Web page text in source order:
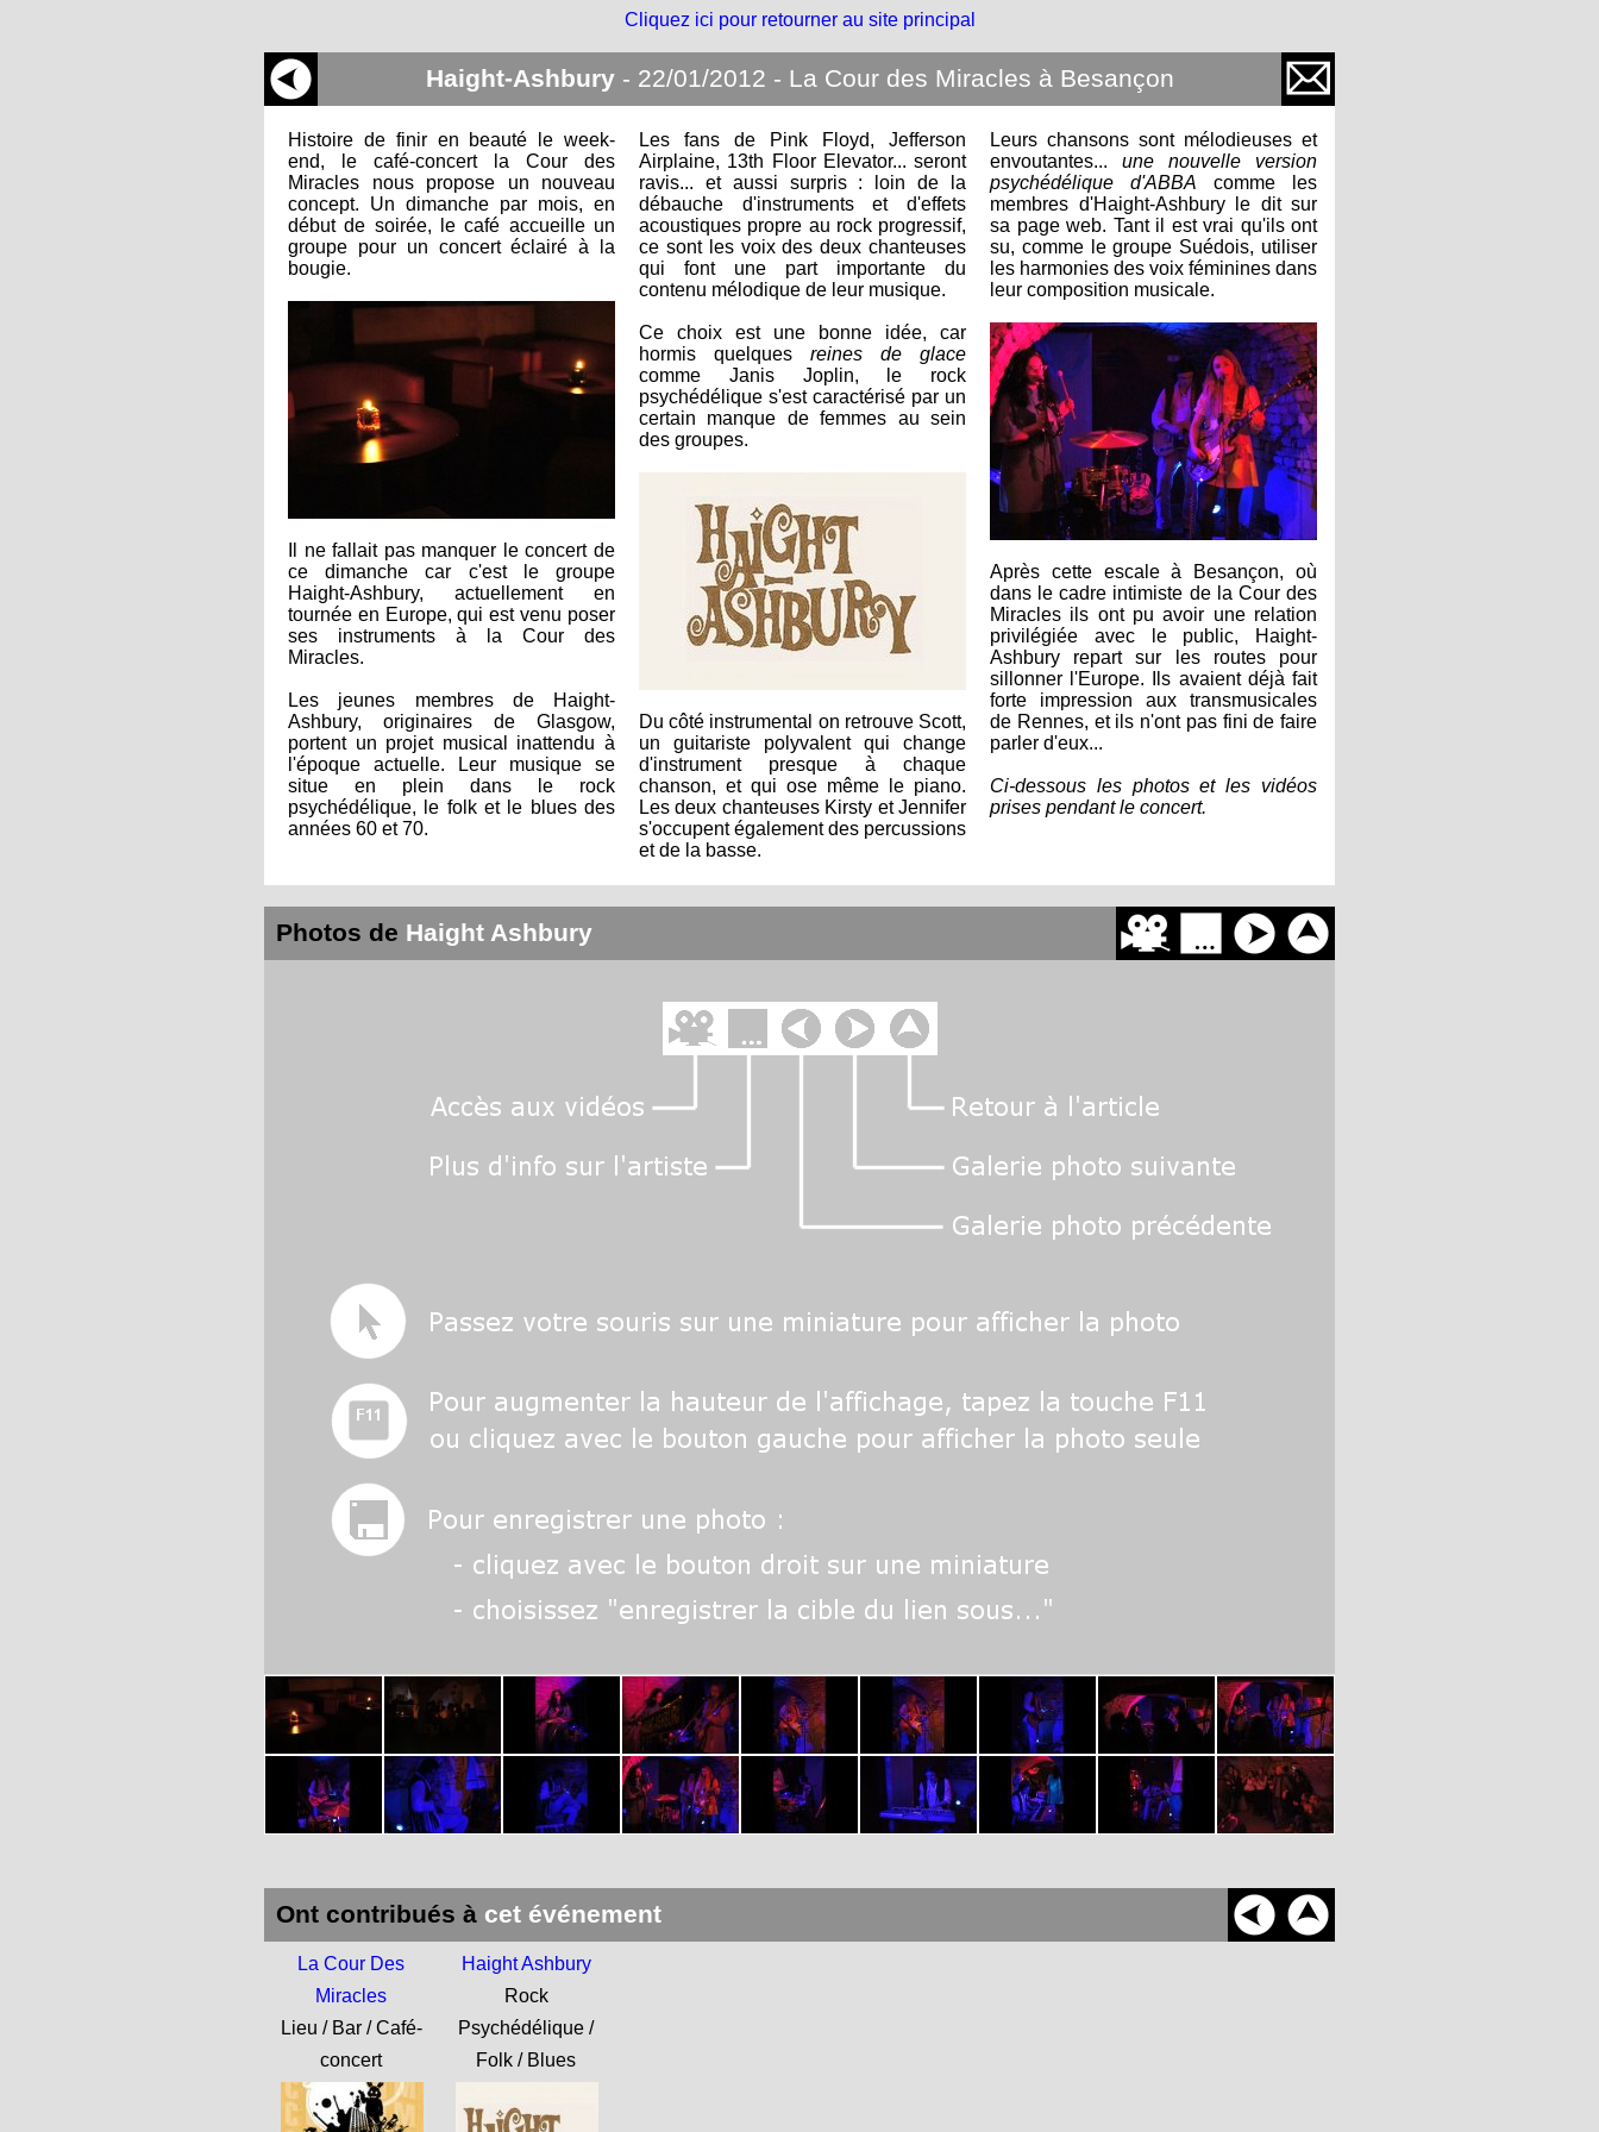
Cliquez ici pour retourner au site principal
Haight-Ashbury- 22/01/2012 - La Cour des Miracles à Besançon
Histoire de finir en beauté le week-
end, le café-concert la Cour des
Miracles nous propose un nouveau
concept. Un dimanche par mois, en
début de soirée, le café accueille un
groupe pour un concert éclairé à la
bougie.
Il ne fallait pas manquer le concert de
ce dimanche car c'est le groupe
Haight-Ashbury, actuellement en
tournée en Europe, qui est venu poser
ses instruments à la Cour des
Miracles.
Les jeunes membres de Haight-
Ashbury, originaires de Glasgow,
portent un projet musical inattendu à
l'époque actuelle. Leur musique se
situe en plein dans le rock
psychédélique, le folk et le blues des
années 60 et 70.
Les fans de Pink Floyd, Jefferson
Airplaine, 13th Floor Elevator... seront
ravis... et aussi surpris : loin de la
débauche d'instruments et d'effets
acoustiques propre au rock progressif,
ce sont les voix des deux chanteuses
qui font une part importante du
contenu mélodique de leur musique.
Ce choix est une bonne idée, car
hormis quelques reines de glace
comme Janis Joplin, le rock
psychédélique s'est caractérisé par un
certain manque de femmes au sein
des groupes.
Du côté instrumental on retrouve Scott,
un guitariste polyvalent qui change
d'instrument presque à chaque
chanson, et qui ose même le piano.
Les deux chanteuses Kirsty et Jennifer
s'occupent également des percussions
et de la basse.
Leurs chansons sont mélodieuses et
envoutantes... une nouvelle version
psychédélique d'ABBA comme les
membres d'Haight-Ashbury le dit sur
sa page web. Tant il est vrai qu'ils ont
su, comme le groupe Suédois, utiliser
les harmonies des voix féminines dans
leur composition musicale.
Après cette escale à Besançon, où
dans le cadre intimiste de la Cour des
Miracles ils ont pu avoir une relation
privilégiée avec le public, Haight-
Ashbury repart sur les routes pour
sillonner l'Europe. Ils avaient déjà fait
forte impression aux transmusicales
de Rennes, et ils n'ont pas fini de faire
parler d'eux...
Ci-dessous les photos et les vidéos
prises pendant le concert.
Photos de Haight Ashbury
Ont contribués à cet événement
La Cour Des
Miracles
Lieu / Bar / Café-
concert
Haight Ashbury
Rock
Psychédélique /
Folk / Blues